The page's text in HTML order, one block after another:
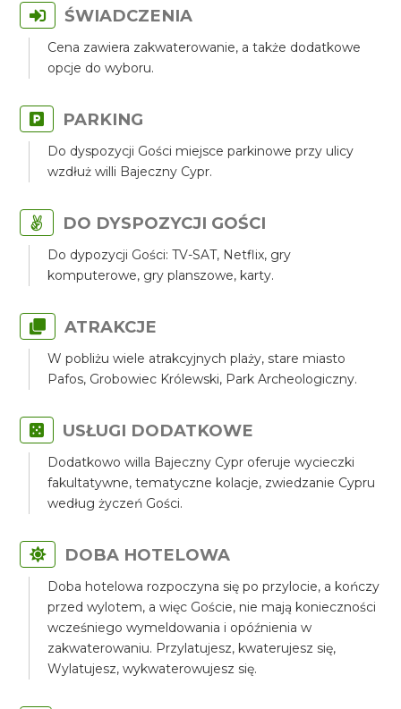
ŚWIADCZENIA
Cena zawiera zakwaterowanie, a także dodatkowe
opcje do wyboru.
PARKING
Do dyspozycji Gości miejsce parkinowe przy ulicy
wzdłuż willi Bajeczny Cypr.
DO DYSPOZYCJI GOŚCI
Do dypozycji Gości: TV-SAT, Netflix, gry
komputerowe, gry planszowe, karty.
ATRAKCJE
W pobliżu wiele atrakcyjnych plaży, stare miasto
Pafos, Grobowiec Królewski, Park Archeologiczny.
USŁUGI DODATKOWE
Dodatkowo willa Bajeczny Cypr oferuje wycieczki
fakultatywne, tematyczne kolacje, zwiedzanie Cypru
według życzeń Gości.
DOBA HOTELOWA
Doba hotelowa rozpoczyna się po przylocie, a kończy
przed wylotem, a więc Goście, nie mają konieczności
wcześniego wymeldowania i opóźnienia w
zakwaterowaniu. Przylatujesz, kwaterujesz się,
Wylatujesz, wykwaterowujesz się.